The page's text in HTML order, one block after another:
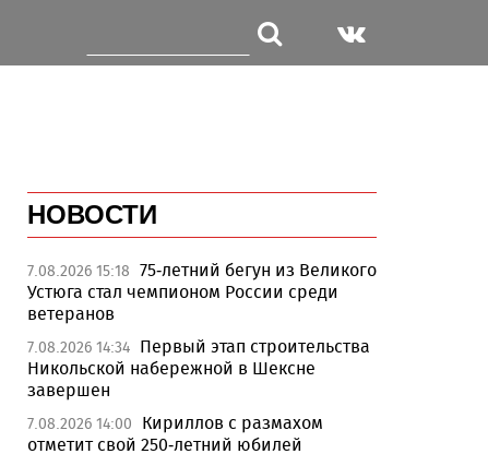
НОВОСТИ
7.08.2026 15:18 75-летний бегун из Великого
Устюга стал чемпионом России среди
ветеранов
7.08.2026 14:34 Первый этап строительства
Никольской набережной в Шексне
завершен
7.08.2026 14:00
Кириллов с размахом
отметит свой 250-летний юбилей